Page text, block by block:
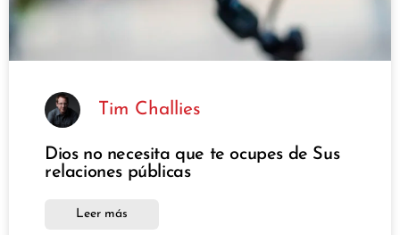
Tim Challies
Dios no necesita que te ocupes de Sus
relaciones públicas
Leer más